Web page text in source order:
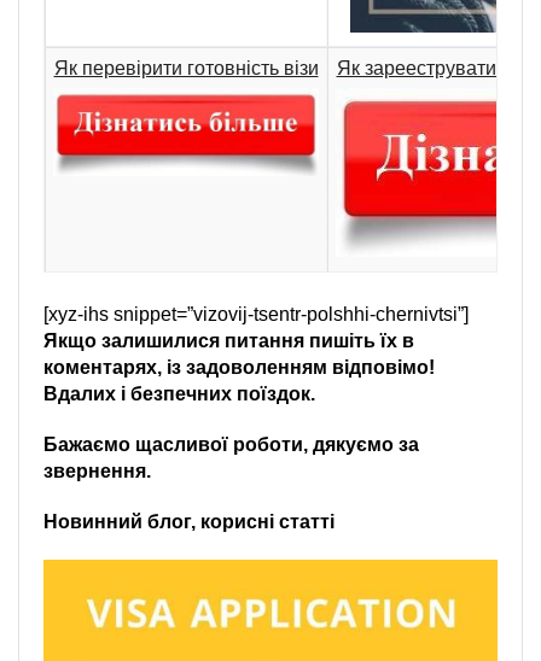
Як перевірити готовність візи Як зарееструватись
[xyz-ihs snippet=”vizovij-tsentr-polshhi-chernivtsi”]
Якщо залишилися питання пишіть їх в
коментарях, із задоволенням відповімо!
Вдалих і безпечних поїздок.
Бажаємо щасливої роботи, дякуємо за
звернення.
Новинний блог, корисні статті